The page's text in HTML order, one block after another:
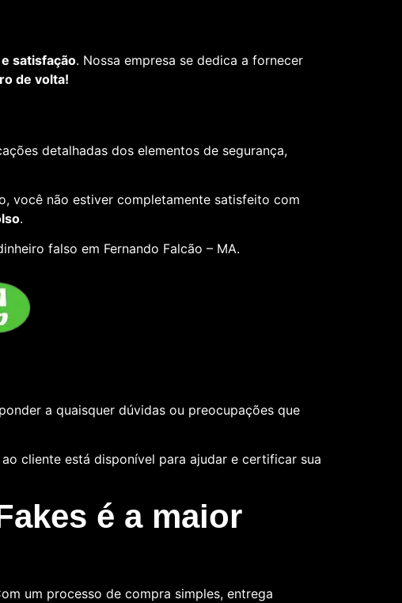
satisfação. Nossa empresa se dedica a fornecer
de volta!
detalhadas dos elementos de segurança,
você não estiver completamente satisfeito com
.
falso em Fernando Falcão – MA.
a quaisquer dúvidas ou preocupações que
cliente está disponível para ajudar e certificar sua
é a maior
um processo de compra simples, entrega